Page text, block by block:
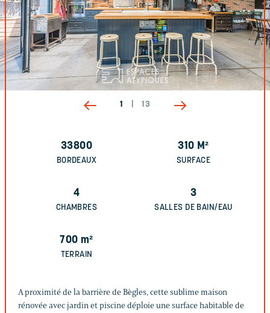
1 13
33800
BORDEAUX
310 M²
SURFACE
4
CHAMBRES
3
SALLES DE BAIN/EAU
700 m²
TERRAIN
A proximité de la barrière de Bègles, cette sublime maison
rénovée avec jardin et piscine déploie une surface habitable de